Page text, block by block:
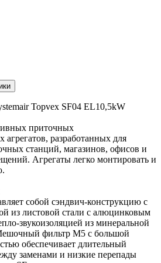
Topvex SF04 EL10,5kW
приточных
разработанных для
станций, магазинов, офисов и
Агрегаты легко монтировать и
собой сэндвич-конструкцию с
из листовой стали с алюцинковым
звукоизоляцией из минеральной
фильтр M5 с большой
обеспечивает длительный
заменами и низкие перепады